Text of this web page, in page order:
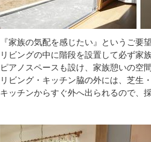
『家族の気配を感じたい』というご要
リビングの中に階段を設置して必ず家
ピアノスペースも設け、家族憩いの空
リビング・キッチン脇の外には、芝生
キッチンからすぐ外へ出られるので、